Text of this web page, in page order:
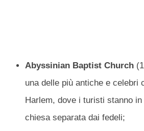
Abyssinian Baptist Church
una delle più antiche e celebri
Harlem, dove i turisti stanno
chiesa separata dai fedeli;